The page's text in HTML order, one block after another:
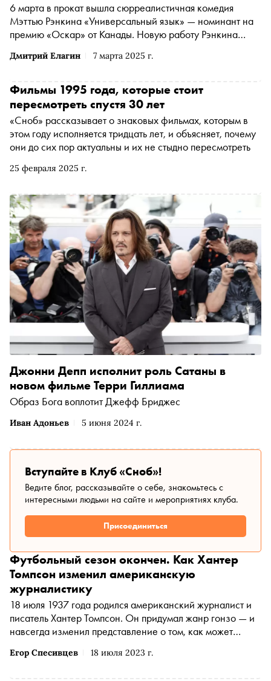
копии)
Дмитрий Елагин 7 марта 2025 г.
6 марта в прокат вышла сюрреалистичная комедия
Мэттью Рэнкина «Универсальный язык» — номинант на
премию «Оскар» от Канады. Новую работу Рэнкина
программе «Двухнедельник режиссеров», а затем
всему миру. О том, как постановщику удалось
совместить иранское наследие, детские воспоминания и
критику родной страны в одном произведении, — в
материале «Сноба»
25 февраля 2025 г.
Фильмы 1995 года, которые стоит
пересмотреть спустя 30 лет
«Сноб» рассказывает о знаковых фильмах, которым в
этом году исполняется тридцать лет, и объясняет, почему
они до сих пор актуальны и их не стыдно пересмотреть
Иван Адоньев 5 июня 2024 г.
Джонни Депп исполнит роль Сатаны в
новом фильме Терри Гиллиама
Образ Бога воплотит Джефф Бриджес
Вступайте в Клуб «Сноб»!
Ведите блог, рассказывайте о себе, знакомьтесь с
интересными людьми на сайте и мероприятиях клуба.
Присоединиться
Егор Спесивцев 18 июля 2023 г.
Футбольный сезон окончен. Как Хантер
Томпсон изменил американскую
журналистику
18 июля 1937 года родился американский журналист и
писатель Хантер Томпсон. Он придумал жанр гонзо — и
навсегда изменил представление о том, как может
материале «Сноба»